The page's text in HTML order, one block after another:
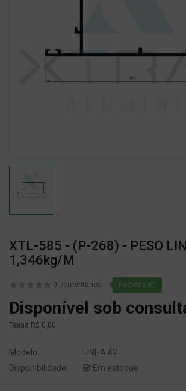
XTL-585 - (P-268) - PESO
1,346kg/m
0 comentários Pedidos (0)
Disponível sob
Taxas R$ 0,00
Modelo:
LINHA 42
Disponibilidade:
Em estoque